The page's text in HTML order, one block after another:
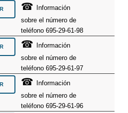
☎ Información
sobre el número de
teléfono 695-29-61-98
☎ Información
sobre el número de
teléfono 695-29-61-97
☎ Información
sobre el número de
teléfono 695-29-61-96